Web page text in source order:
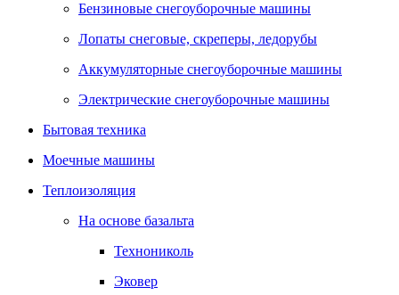
Бензиновые снегоуборочные машины
Лопаты снеговые, скреперы, ледорубы
Аккумуляторные снегоуборочные машины
Электрические снегоуборочные машины
Бытовая техника
Моечные машины
Теплоизоляция
На основе базальта
Технониколь
Эковер